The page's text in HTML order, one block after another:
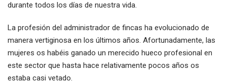
durante todos los días de nuestra vida.
La profesión del administrador de fincas ha evolucionado de
manera vertiginosa en los últimos años. Afortunadamente, las
mujeres os habéis ganado un merecido hueco profesional en
este sector que hasta hace relativamente pocos años os
estaba casi vetado.